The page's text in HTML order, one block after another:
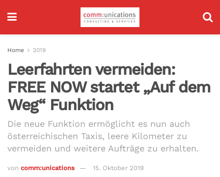
Home 2019
Leerfahrten vermeiden:
FREE NOW startet „Auf dem
Weg“ Funktion
Die neue Funktion ermöglicht es nun auch
österreichischen Taxis, leere Kilometer zu
vermeiden und weitere Aufträge zu erhalten.
von comm:unications 15. Oktober 2019